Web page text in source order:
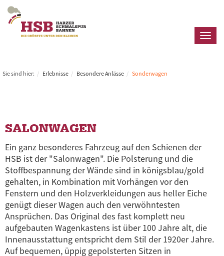
Toggle
Sie sind hier: Erlebnisse Besondere Anlässe Sonderwagen
SALONWAGEN
Ein ganz besonderes Fahrzeug auf den Schienen der
HSB ist der"Salonwagen". Die Polsterung und die
Stoffbespannung der Wände sind in königsblau/gold
gehalten, in Kombination mit Vorhängen vor den
Fenstern und den Holzverkleidungen aus heller Eiche
genügt dieser Wagen auch den verwöhntesten
Ansprüchen. Das Original des fast komplett neu
aufgebauten Wagenkastens ist über 100 Jahre alt, die
Innenausstattung entspricht dem Stil der 1920er Jahre.
Auf bequemen, üppig gepolsterten Sitzen in